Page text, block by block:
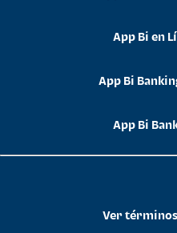
App Bi en
App Bi
App Bi
Ver